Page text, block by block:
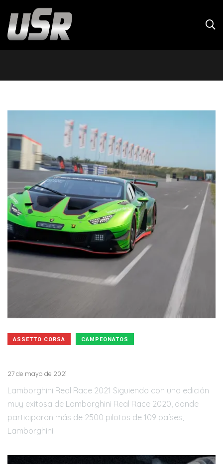
Categoría:
ASSETTO CORSA CAMPEONATOS
27 de mayo de 2021
Lamborghini Real Race 2021 Siguiendo con una edición
muy exitosa de Lamborghini Real Race 2020, donde
participaron más de 2500 pilotos de 109 países,
Lamborghini